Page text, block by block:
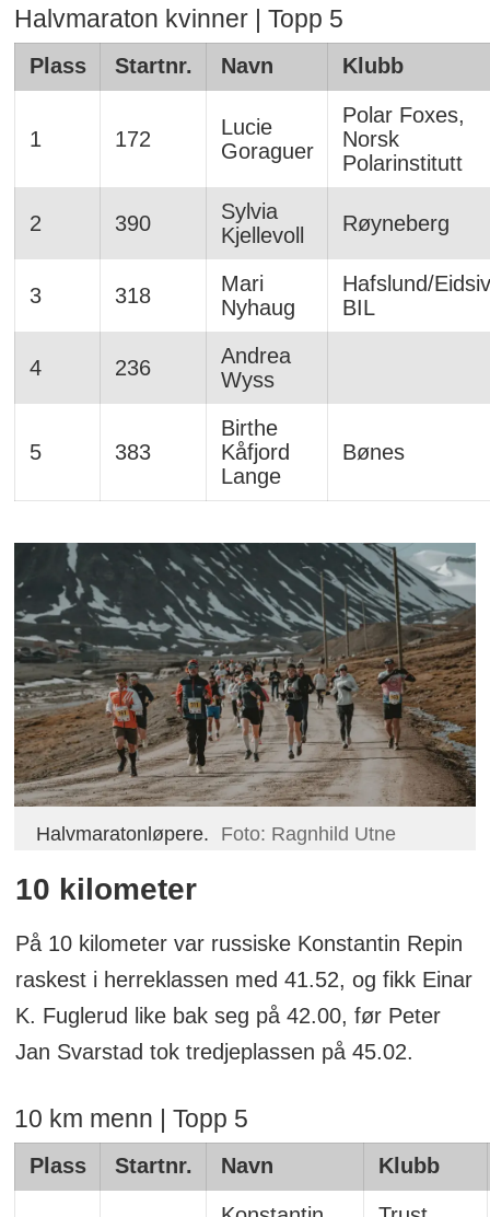
Halvmaraton kvinner | Topp 5
Plass Startnr. Navn Klubb
1 172
Lucie
Goraguer
Polar Foxes,
Norsk
Polarinstitutt
2 390
Sylvia
Kjellevoll
Røyneberg
3 318
Mari
Nyhaug
Hafslund/
BIL
4 236
Andrea
Wyss
5 383
Birthe
Kåfjord
Lange
Bønes
Halvmaratonløpere. Foto: Ragnhild Utne
10 kilometer
På 10 kilometer var russiske Konstantin Repin
raskest i herreklassen med 41.52, og fikk Einar
K. Fuglerud like bak seg på 42.00, før Peter
Jan Svarstad tok tredjeplassen på 45.02.
10 km menn | Topp 5
Plass Startnr. Navn Klubb